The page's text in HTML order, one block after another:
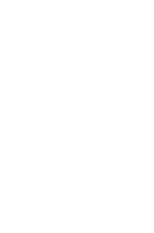
欢长创办旅行社。他们以当地的特色人
对立中涅槃重生，借私生女桑落的身份